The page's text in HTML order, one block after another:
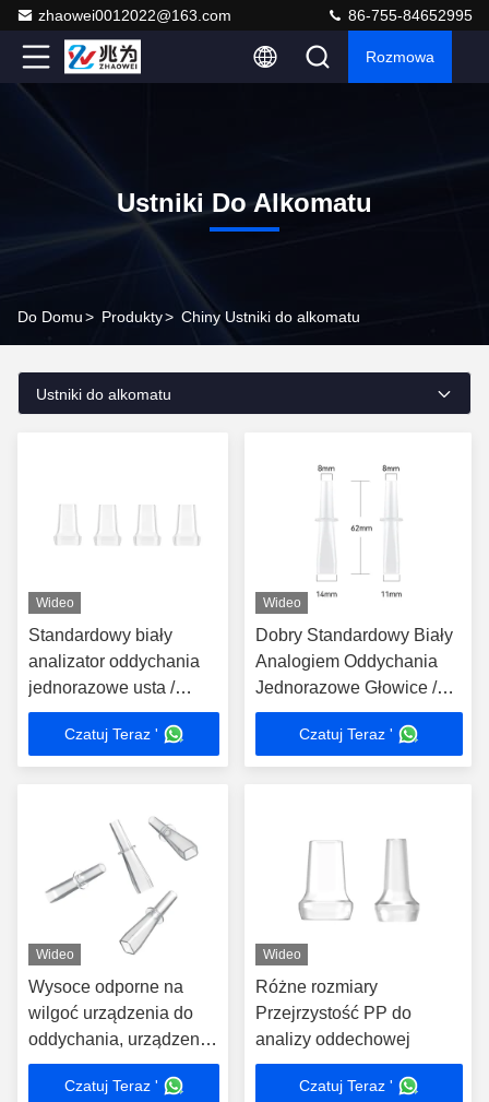
zhaowei0012022@163.com 86-755-84652995
Rozmowa
Ustniki Do Alkomatu
Do Domu> Produkty> Chiny Ustniki do alkomatu
Ustniki do alkomatu
Wideo
Standardowy biały
analizator oddychania
jednorazowe usta /
dmuchawy do różnych
maszynCzatuj Teraz '
Wideo
Dobry Standardowy Biały
Analogiem Oddychania
Jednorazowe Głowice /
Dmuchawy Do Różnych
MaszynyCzatuj Teraz '
Wideo
Wysoce odporne na
wilgoć urządzenia do
oddychania, urządzenia
do oddychania,
ergonomiczne
Czatuj Teraz '
Wideo
Różne rozmiary
Przejrzystość PP do
analizy oddechowej
Czatuj Teraz '